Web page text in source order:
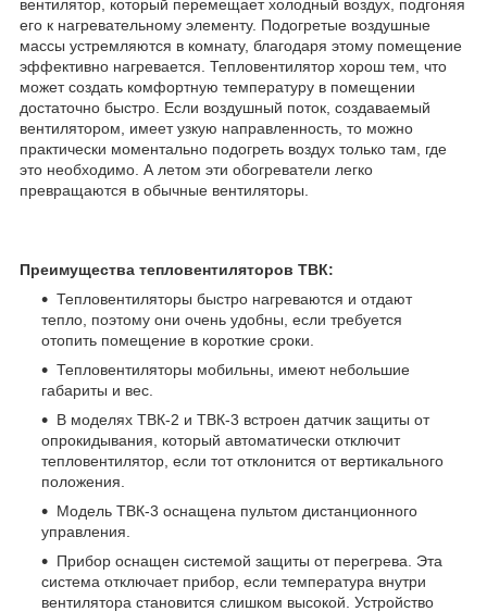
вентилятор, который перемещает холодный воздух, подгоняя
его к нагревательному элементу. Подогретые воздушные
массы устремляются в комнату, благодаря этому помещение
эффективно нагревается. Тепловентилятор хорош тем, что
может создать комфортную температуру в помещении
достаточно быстро. Если воздушный поток, создаваемый
вентилятором, имеет узкую направленность, то можно
практически моментально подогреть воздух только там, где
это необходимо. А летом эти обогреватели легко
превращаются в обычные вентиляторы.
Преимущества тепловентиляторов ТВК:
Тепловентиляторы быстро нагреваются и отдают
тепло, поэтому они очень удобны, если требуется
отопить помещение в короткие сроки.
Тепловентиляторы мобильны, имеют небольшие
габариты и вес.
В моделях ТВК-2 и ТВК-3 встроен датчик защиты от
опрокидывания, который автоматически отключит
тепловентилятор, если тот отклонится от вертикального
положения.
Модель ТВК-3 оснащена пультом дистанционного
управления.
Прибор оснащен системой защиты от перегрева. Эта
система отключает прибор, если температура внутри
вентилятора становится слишком высокой. Устройство